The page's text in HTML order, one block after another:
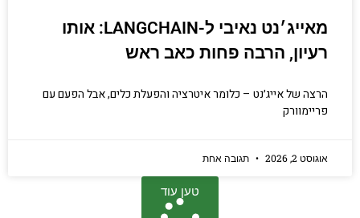
מאייג׳נט נאיבי ל-LANGCHAIN: אותו
רעיון, הרבה פחות כאב ראש
הרצה של אייג׳נט – כלומר איטרציה והפעלת כלים, אבל הפעם עם
פריימוורק
אוגוסט 2, 2026 תגובה אחת
טען עוד